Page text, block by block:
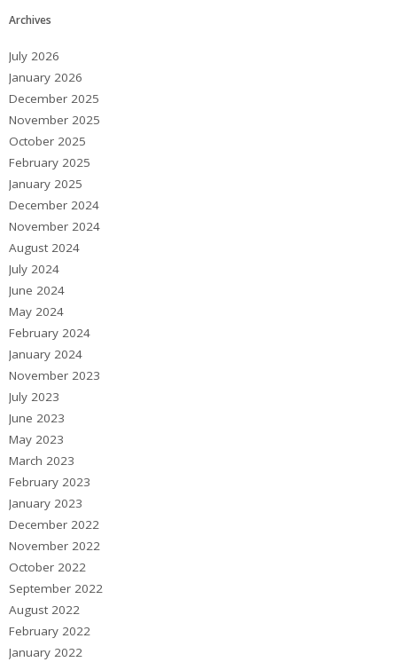
Archives
July 2026
January 2026
December 2025
November 2025
October 2025
February 2025
January 2025
December 2024
November 2024
August 2024
July 2024
June 2024
May 2024
February 2024
January 2024
November 2023
July 2023
June 2023
May 2023
March 2023
February 2023
January 2023
December 2022
November 2022
October 2022
September 2022
August 2022
February 2022
January 2022